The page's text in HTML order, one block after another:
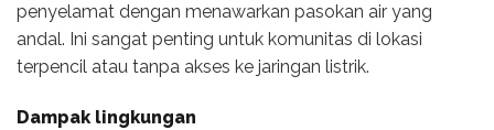
penyelamat dengan menawarkan pasokan air yang
andal. Ini sangat penting untuk komunitas di lokasi
terpencil atau tanpa akses ke jaringan listrik.
Dampak lingkungan